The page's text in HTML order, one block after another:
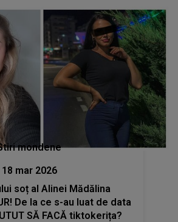
mondene
18 mar 2026
soț al Alinei Mădălina
De la ce s-au luat de data
SĂ FACĂ tiktokerița?